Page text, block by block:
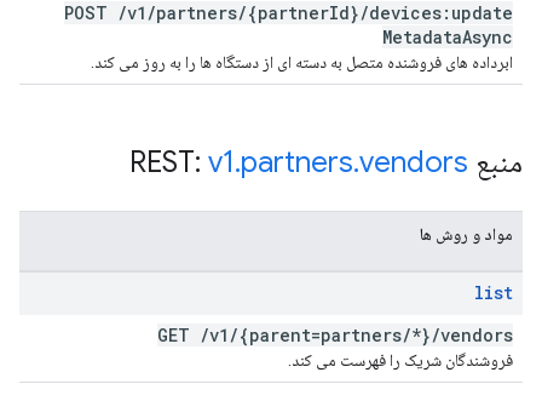
POST /v1 /partners/{partnerId}/devices:update
MetadataAsync
ابرداده های فروشنده متصل به دسته ای از دستگاه ها را به روز می کند.
منبع REST: v1.partners.vendors
مواد و روش ها
list
GET /v1 /{parent=partners/*}/vendors
فروشندگان شریک را فهرست می کند.